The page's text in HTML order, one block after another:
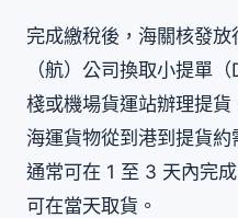
完成繳稅後，海關核發
（航）公司換取小提單
棧或機場貨運站辦理提貨
海運貨物從到港到提貨
通常可在 1 至 3 天內完
可在當天取貨。